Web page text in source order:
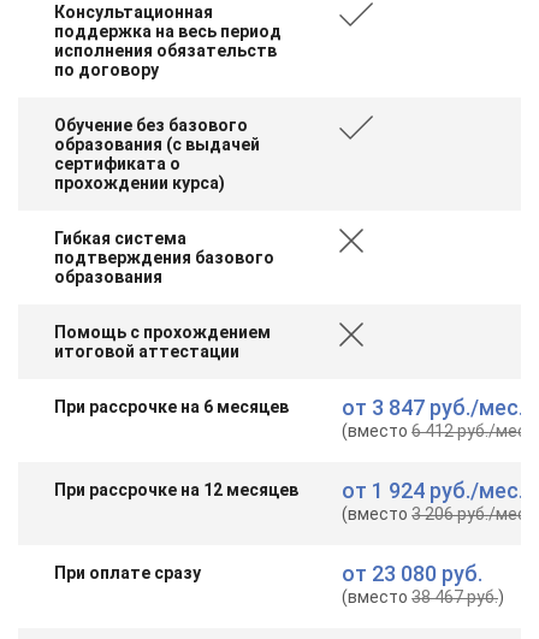
Консультационная
поддержка на весь период
исполнения обязательств
по договору
Обучение без базового
образования (с выдачей
сертификата о
прохождении курса)
Гибкая система
подтверждения базового
образования
Помощь с прохождением
итоговой аттестации
При рассрочке на 6 месяцев от 3 847 руб./мес.
(вместо6 412 руб./мес.
При рассрочке на 12 месяцев от 1 924 руб./мес.
(вместо3 206 руб./мес.
При оплате сразу от 23 080 руб.
(вместо38 467 руб.)